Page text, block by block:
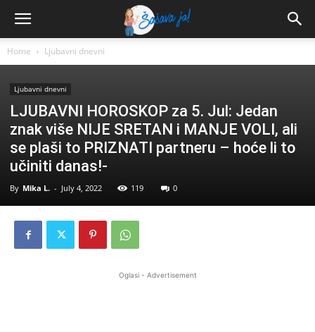
Home Ljubavni dnevni
Ljubavni dnevni
LJUBAVNI HOROSKOP za 5. Jul: Jedan
znak više NIJE SRETAN i MANJE VOLI, ali
se plaši to PRIZNATI partneru – hoće li to
učiniti danas!-
By Mika L. - July 4, 2022 119 0
Oglasi - Advertisement